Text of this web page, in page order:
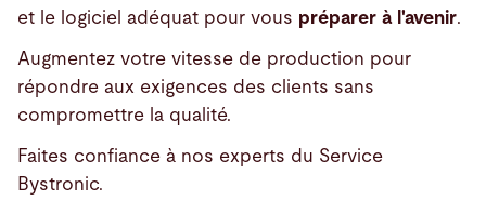
et le logiciel adéquat pour vous préparer à l'avenir.
Augmentez votre vitesse de production pour
répondre aux exigences des clients sans
compromettre la qualité.
Faites confiance à nos experts du Service
Bystronic.